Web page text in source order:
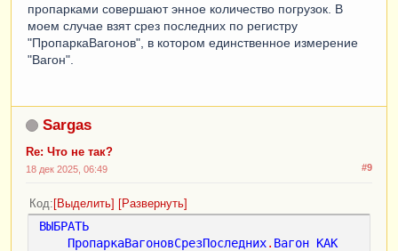
пропарками совершают энное количество погрузок. В
моем случае взят срез последних по регистру
"ПропаркаВагонов", в котором единственное измерение
"Вагон".
Sargas
Re: Что не так?
#9
18 дек 2025, 06:49
Код Выделить Развернуть
ВЫБРАТЬ
ПропаркаВагоновСрезПоследних. Вагон КАК